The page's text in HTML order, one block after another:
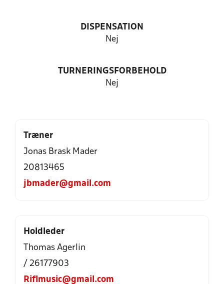
DISPENSATION
Nej
TURNERINGSFORBEHOLD
Nej
Træner
Jonas Brask Mader
20813465
jbmader@gmail.com
Holdleder
Thomas Agerlin
/ 26177903
Riflmusic@gmail.com